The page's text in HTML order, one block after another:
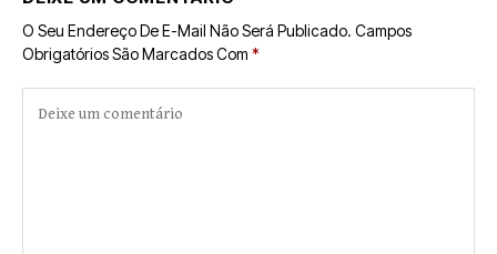
O Seu Endereço De E-Mail Não Será Publicado. Campos
Obrigatórios São Marcados Com *